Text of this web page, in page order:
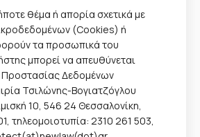
θέμα ή απορία σχετικά με
(Cookies) ή
τα προσωπικά του
μπορεί να απευθύνεται
Προστασίας Δεδομένων
Τσιλώνης-Βογιατζόγλου
10, 546 24 Θεσσαλονίκη,
τηλεομοιοτυπία: 2310 261 503,